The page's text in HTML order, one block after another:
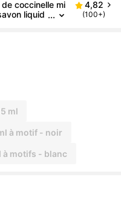
coccinelle mi
liquid
4,82
(100+)
ml
à motif - noir
à motifs - blanc